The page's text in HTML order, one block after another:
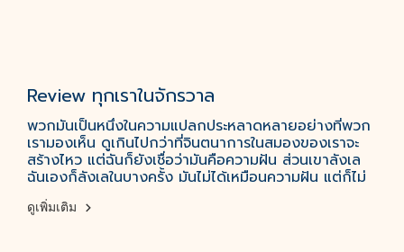
Review ทุกเราในจักรวาล
พวกมันเป็นหนึ่งในความแปลกประหลาดหลายอย่างที่พวก
เรามองเห็น ดูเกินไปกว่าที่จินตนาการในสมองของเราจะ
สร้างไหว แต่ฉันก็ยังเชื่อว่ามันคือความฝัน ส่วนเขาลังเล
ฉันเองก็ลังเลในบางครั้ง มันไม่ได้เหมือนความฝัน แต่ก็ไม่
ได้ผิดไปจากความฝัน ฉันอธิบายความรู้สึกตัวเองไม่ถูก
#ทุกเราในจักรวาล
ดูเพิ่มเติม